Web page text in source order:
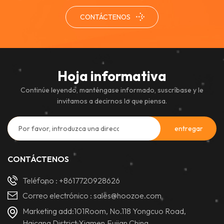
profesionales que requieren
imágenes nítidas y una
utiliza habitualmente en salas
radiodifusión, vestíbulos
corporativos y espacios
comerciales de alta gama.
CONTÁCTENOS
Hoja informativa
Continúe leyendo, manténgase informado, suscríbase y le
invitamos a decirnos lo que piensa.
CONTÁCTENOS
Teléfono : +8617720928626
Correo electrónico :sales@hoozoe.com
Marketing add:101Room, No.118 Yongcuo Road,